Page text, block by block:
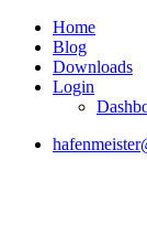
Skip
content
Home
Blog
Downloads
Login